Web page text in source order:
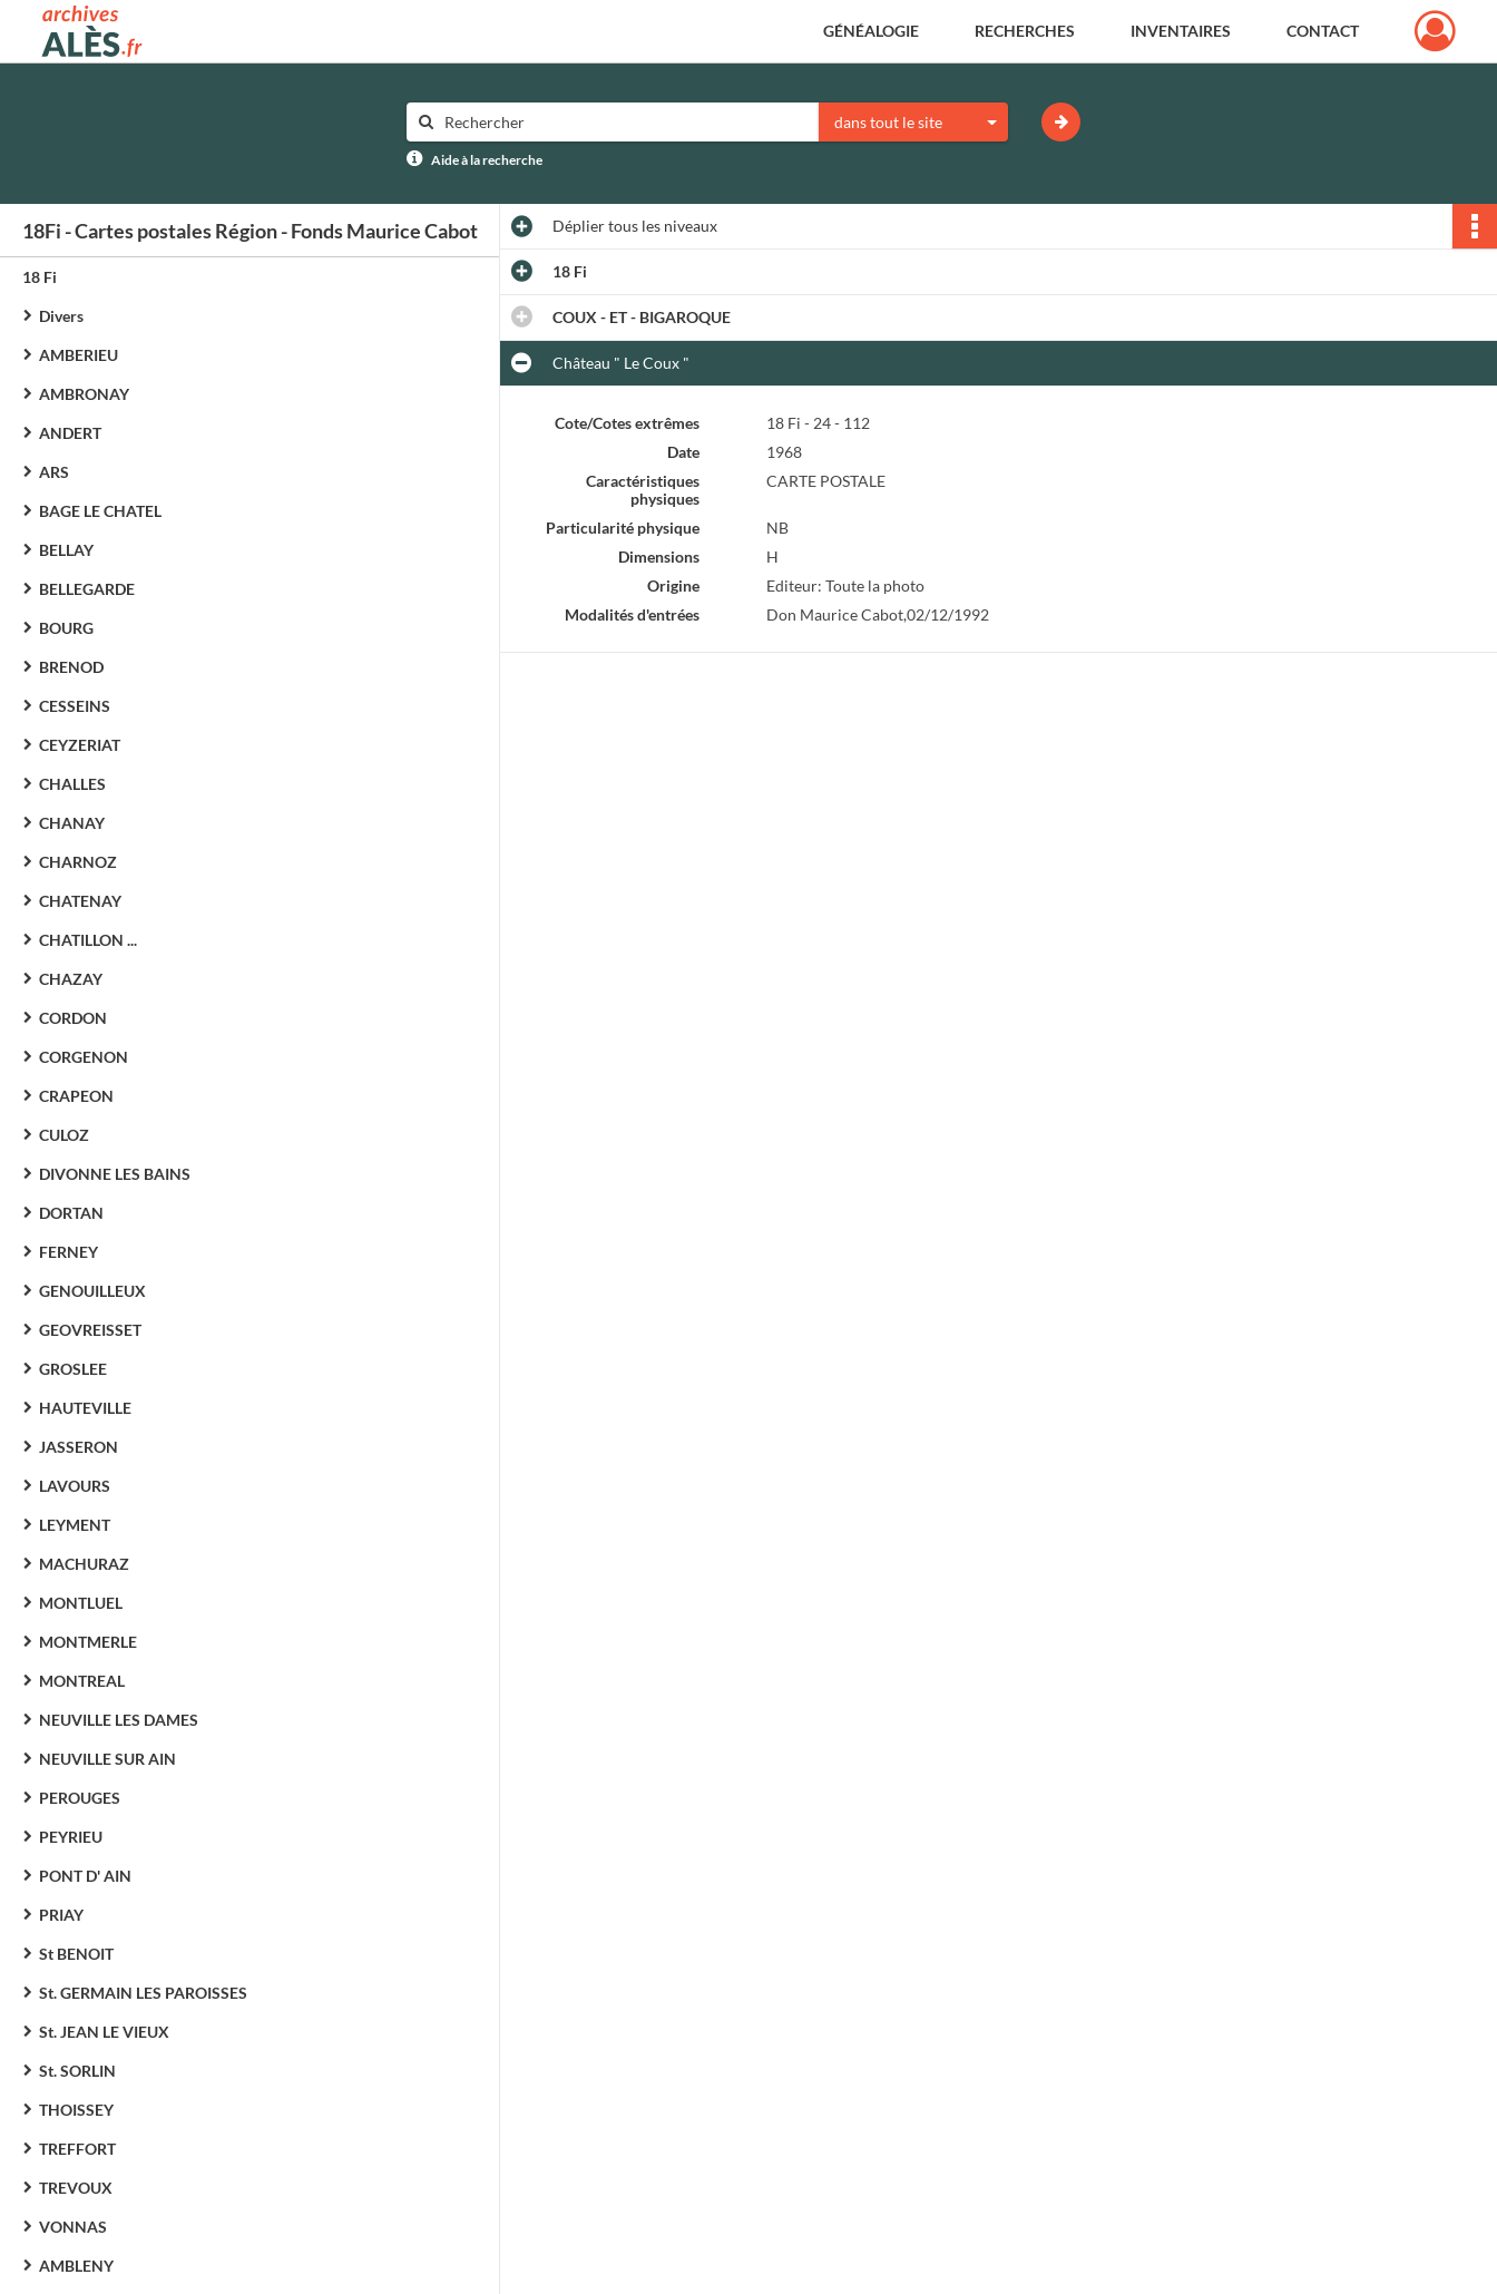
Archives municipales d'Alès GÉNÉALOGIE RECHERCHES INVENTAIRES CONTACT
dans tout le site
Aide à la recherche
18Fi - Cartes postales Région - Fonds Maurice Cabot
18 Fi
Divers
AMBERIEU
AMBRONAY
ANDERT
ARS
BAGE LE CHATEL
BELLAY
BELLEGARDE
BOURG
BRENOD
CESSEINS
CEYZERIAT
CHALLES
CHANAY
CHARNOZ
CHATENAY
CHATILLON ...
CHAZAY
CORDON
CORGENON
CRAPEON
CULOZ
DIVONNE LES BAINS
DORTAN
FERNEY
GENOUILLEUX
GEOVREISSET
GROSLEE
HAUTEVILLE
JASSERON
LAVOURS
LEYMENT
MACHURAZ
MONTLUEL
MONTMERLE
MONTREAL
NEUVILLE LES DAMES
NEUVILLE SUR AIN
PEROUGES
PEYRIEU
PONT D' AIN
PRIAY
St BENOIT
St. GERMAIN LES PAROISSES
St. JEAN LE VIEUX
St. SORLIN
THOISSEY
TREFFORT
TREVOUX
VONNAS
AMBLENY
Dépliertous les niveaux
18 Fi
COUX - ET - BIGAROQUE
Château " Le Coux "
Cote/Cotes extrêmes
18 Fi - 24 - 112
Date
1968
Caractéristiques
physiques
CARTE POSTALE
Particularité physique
NB
Dimensions
H
Origine
Editeur: Toute la photo
Modalités d'entrées
Don Maurice Cabot,02/12/1992